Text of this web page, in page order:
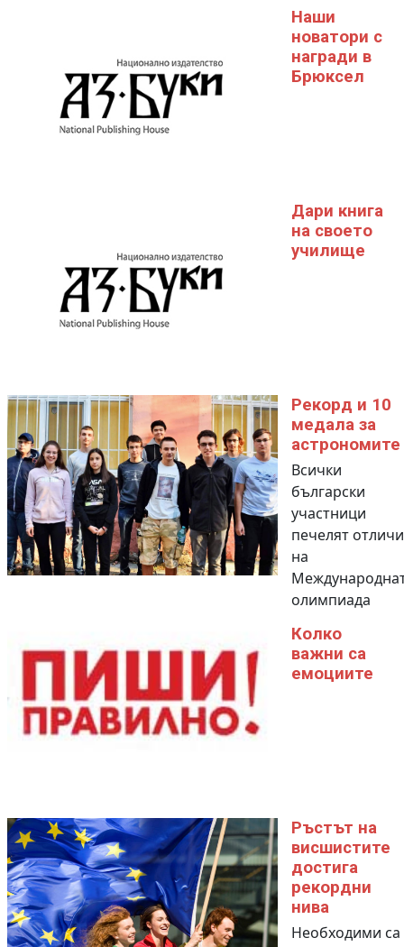
Наши
новатори с
награди в
Брюксел
Дари книга
на своето
училище
Рекорд и 10
медала за
астрономите
Всички
български
участници
печелят
на
олимпиада
Колко
важни са
емоциите
Ръстът на
висшистите
достига
рекордни
нива
Необходими са